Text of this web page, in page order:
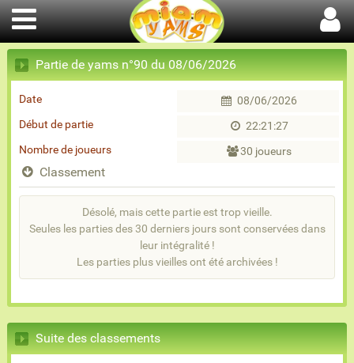
Partie de yams n°90 du 08/06/2026
Date
08/06/2026
Début de partie
22:21:27
Nombre de joueurs
30 joueurs
Classement
Désolé, mais cette partie est trop vieille.
Seules les parties des 30 derniers jours sont conservées dans
leur intégralité !
Les parties plus vieilles ont été archivées !
Suite des classements